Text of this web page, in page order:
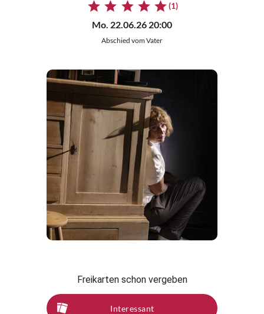
(1)
Mo. 22.06.26 20:00
Abschied vom Vater
Freikarten schon vergeben
Interessant